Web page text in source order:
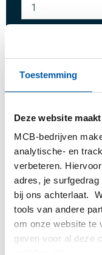
Toestemming
Deze website
MCB-bedrijven
analytische- en
verbeteren.
adres, je
bij ons achterlaat.
tools van andere
om onze website te
geven voor al deze
Bestel met uw
Calculeren met
Volg uw order
Product Product